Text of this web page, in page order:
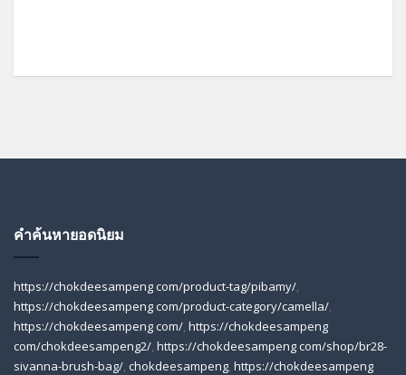
คำค้นหายอดนิยม
https://chokdeesampeng com/product-tag/pibamy/,
https://chokdeesampeng com/product-category/camella/,
https://chokdeesampeng com/, https://chokdeesampeng
com/chokdeesampeng2/, https://chokdeesampeng com/shop/br28-
sivanna-brush-bag/, chokdeesampeng, https://chokdeesampeng